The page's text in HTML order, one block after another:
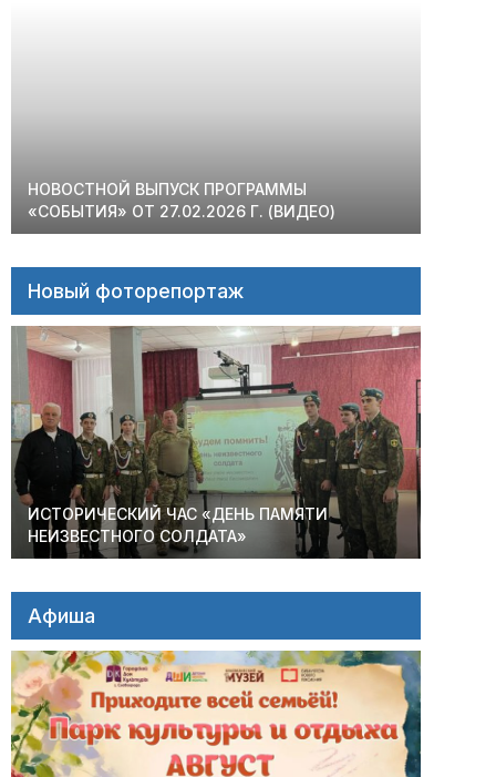
НОВОСТНОЙ ВЫПУСК ПРОГРАММЫ
«СОБЫТИЯ» ОТ 27.02.2026 Г. (ВИДЕО)
Новый фоторепортаж
ИСТОРИЧЕСКИЙ ЧАС «ДЕНЬ ПАМЯТИ
НЕИЗВЕСТНОГО СОЛДАТА»
Афиша